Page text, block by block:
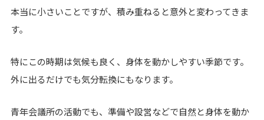
本当に小さいことですが、積み重ねると意外と変わってきま
す。
特にこの時期は気候も良く、身体を動かしやすい季節です。
外に出るだけでも気分転換にもなります。
青年会議所の活動でも、準備や設営などで自然と身体を動か